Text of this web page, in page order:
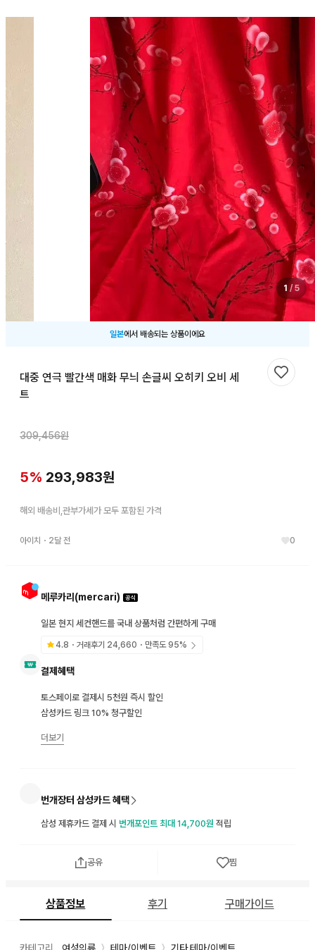
1 / 5
일본에서 배송되는 상품이에요
대중 연극 빨간색 매화 무늬 손글씨 오히키 오비 세
트
309,456원
5% 293,983원
해외 배송비,관부가세가 모두 포함된 가격
아이치 ・ 2달 전 0
메루카리(mercari)
일본 현지 세컨핸드를 국내 상품처럼 간편하게 구매
4.8 ・거래후기 24,660 ・만족도95%
결제혜택
토스페이로 결제시 5천원 즉시 할인
삼성카드 링크 10% 청구할인
더보기
번개장터 삼성카드 혜택
삼성 제휴카드 결제 시 번개포인트 최대 14,700원 적립
찜하기
공유 찜
상품정보 후기 구매가이드
〉 〉